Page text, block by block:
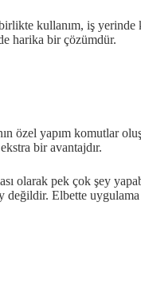
kullanım, iş
harika bir çözümdür.
özel yapım komutlar
bir avantajdır.
olarak pek çok şey
Elbette